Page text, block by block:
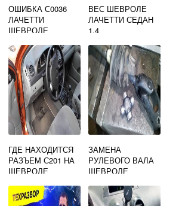
ОШИБКА С0036
ЛАЧЕТТИ
ШЕВРОЛЕ
ВЕС ШЕВРОЛЕ
ЛАЧЕТТИ СЕДАН
1.4
ГДЕ НАХОДИТСЯ
РАЗЪЕМ С201 НА
ШЕВРОЛЕ
ЗАМЕНА
РУЛЕВОГО ВАЛА
ШЕВРОЛЕ